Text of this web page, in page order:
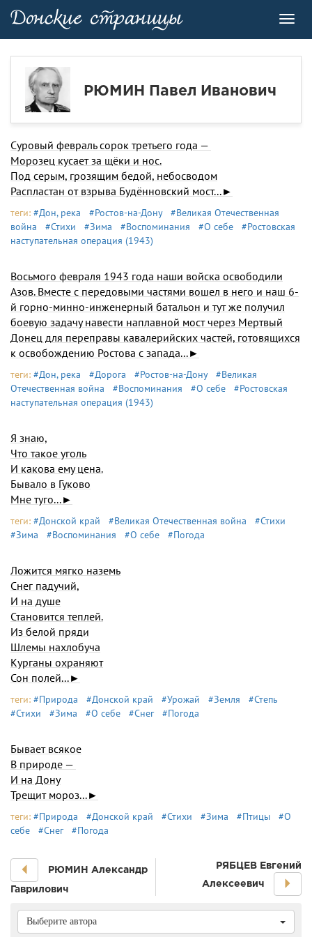
РЮМИН Павел Иванович
Суровый февраль сорок третьего года —
Морозец кусает за щёки и нос.
Под серым, грозящим бедой, небосводом
Распластан от взрыва Будённовский мост...►
теги: #Дон, река #Ростов-на-Дону
#Великая Отечественная
война
#Стихи #Зима #Воспоминания #О себе
#Ростовская
наступательная операция (1943)
Восьмого февраля 1943 года наши войска освободили
Азов. Вместе с передовыми частями вошел в него и наш 6-
й горно-минно-инженерный батальон и тут же получил
боевую задачу навести наплавной мост через Мертвый
Донец для переправы кавалерийских частей, готовящихся
к освобождению Ростова с запада...►
теги: #Дон, река #Дорога #Ростов-на-Дону
#Великая
Отечественная война
#Воспоминания #О себе
#Ростовская
наступательная операция (1943)
Я знаю,
Что такое уголь
И какова ему цена.
Бывало в Гуково
Мне туго...►
теги: #Донской край #Великая Отечественная война
#Стихи
#Зима
#Воспоминания #О себе #Погода
Ложится мягко наземь
Снег падучий,
И на душе
Становится теплей.
Из белой пряди
Шлемы нахлобуча
Курганы охраняют
Сон полей...►
теги: #Природа #Донской край #Урожай #Земля
#Степь
#Стихи
#Зима #О себе #Снег #Погода
Бывает всякое
В природе —
И на Дону
Трещит мороз...►
теги: #Природа #Донской край #Стихи #Зима #Птицы
#О
себе
#Снег #Погода
РЮМИН Александр
Гаврилович
РЯБЦЕВ Евгений
Алексеевич
Выберите автора